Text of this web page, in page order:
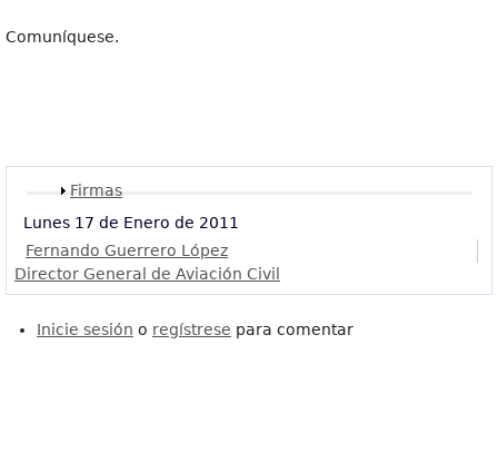
Comuníquese.
Mostrar
Firmas
Lunes 17 de Enero de 2011
Fernando Guerrero López
Director General de Aviación Civil
Inicie sesión o regístrese para comentar